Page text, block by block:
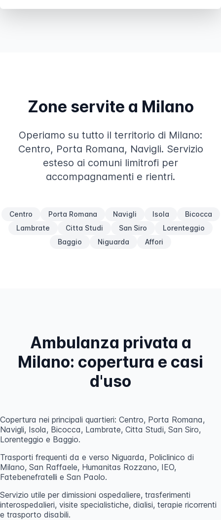
Zone servite a Milano
Operiamo su tutto il territorio di Milano:
Centro, Porta Romana, Navigli. Servizio
esteso ai comuni limitrofi per
accompagnamenti e rientri.
Centro Porta Romana Navigli Isola
Bicocca
Lambrate
Citta Studi San Siro
Lorenteggio
Baggio
Niguarda Affori
Ambulanza privata a
Milano: copertura e casi
d'uso
Copertura nei principali quartieri: Centro, Porta Romana,
Navigli, Isola, Bicocca, Lambrate, Citta Studi, San Siro,
Lorenteggio e Baggio.
Trasporti frequenti da e verso Niguarda, Policlinico di
Milano, San Raffaele, Humanitas Rozzano, IEO,
Fatebenefratelli e San Paolo.
Servizio utile per dimissioni ospedaliere, trasferimenti
interospedalieri, visite specialistiche, dialisi, terapie ricorrenti
e trasporto disabili.